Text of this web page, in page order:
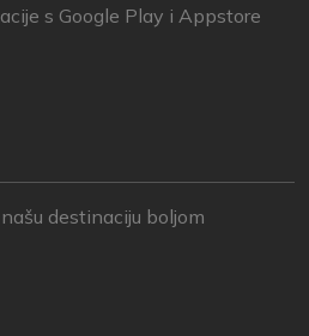
s Google Play i Appstore
destinaciju boljom